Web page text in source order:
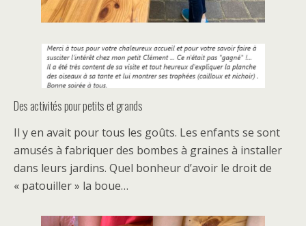
Des activités pour petits et grands
Il y en avait pour tous les goûts. Les enfants se sont
amusés à fabriquer des bombes à graines à installer
dans leurs jardins. Quel bonheur d’avoir le droit de
« patouiller » la boue…